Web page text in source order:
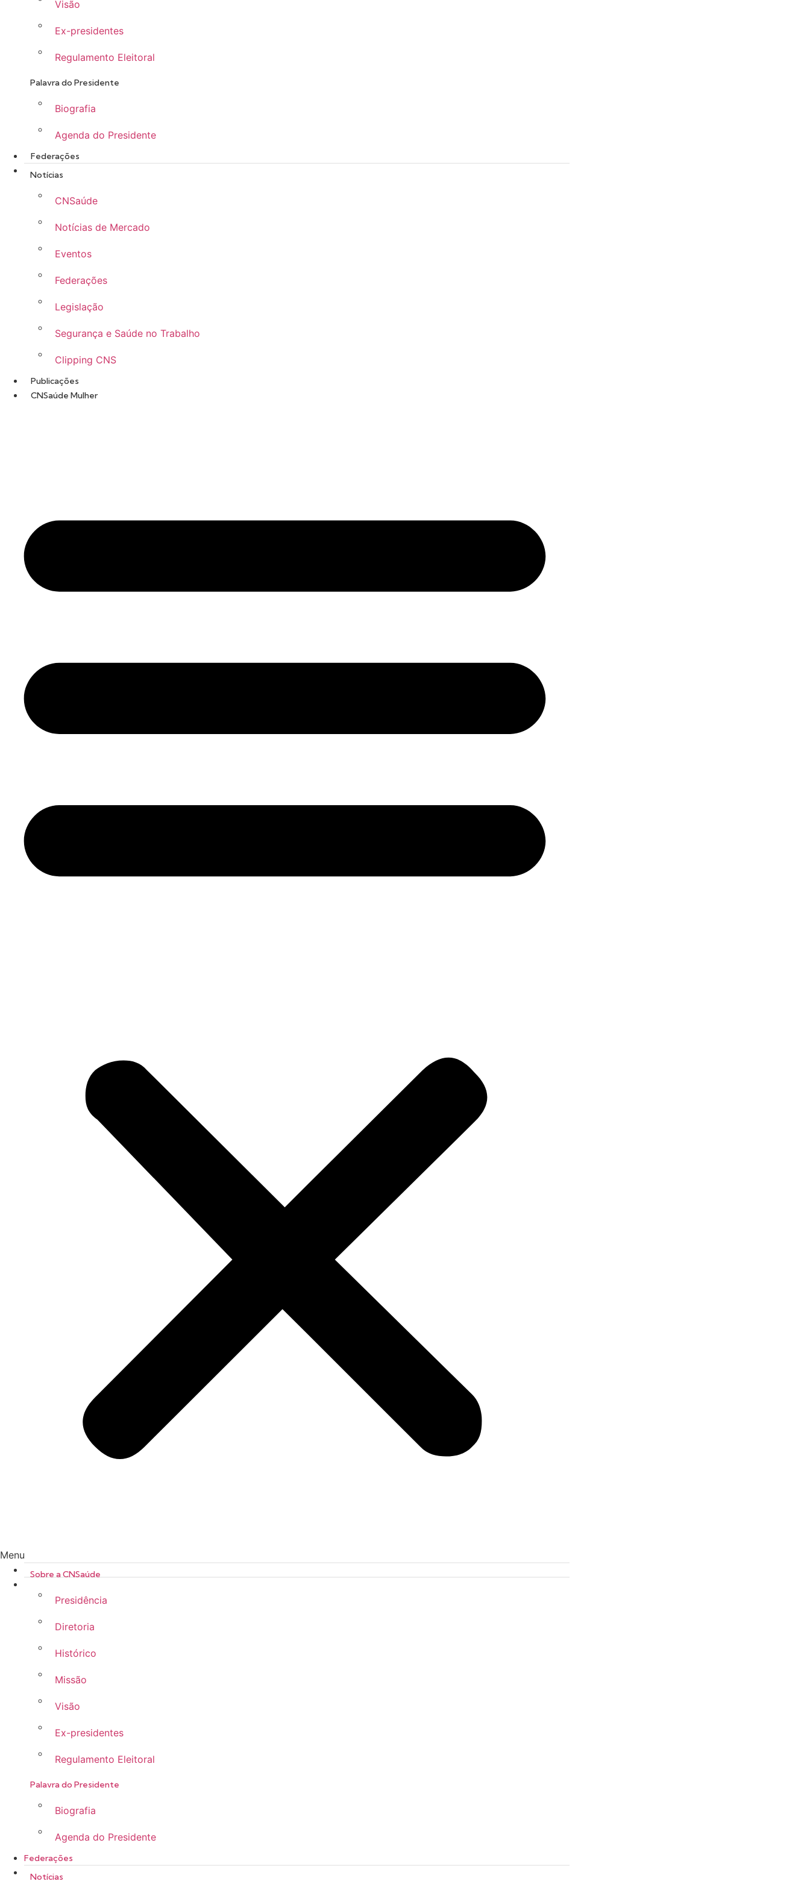
Visão
Ex-presidentes
Regulamento Eleitoral
Palavra do Presidente
Biografia
Agenda do Presidente
Federações
Notícias
CNSaúde
Notícias de Mercado
Eventos
Federações
Legislação
Segurança e Saúde no Trabalho
Clipping CNS
Publicações
CNSaúde Mulher
Menu
Sobre a CNSaúde
Presidência
Diretoria
Histórico
Missão
Visão
Ex-presidentes
Regulamento Eleitoral
Palavra do Presidente
Biografia
Agenda do Presidente
Federações
Notícias